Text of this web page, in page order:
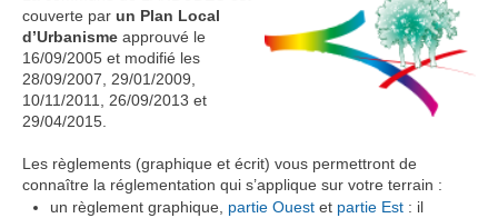
Comment faire votre demande d’autorisation ?
Réglementation locale
Permanence architecte-conseil
Contact
couverte par un Plan Local
d’Urbanisme approuvé le
16/09/2005 et modifié les
28/09/2007, 29/01/2009,
10/11/2011, 26/09/2013 et
29/04/2015.
Les règlements (graphique et écrit) vous permettront de
connaître la réglementation qui s’applique sur votre terrain :
un règlement graphique, partie Ouest et partie Est : il